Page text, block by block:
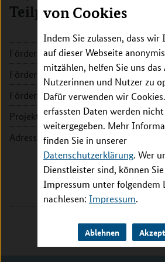
von Cookies
Indem Sie zulassen, dass wir
auf dieser Webseite
mitzählen, helfen Sie uns
Nutzerinnen und Nutzer zu
Dafür verwenden wir
erfassten Daten werden
weitergegeben. Mehr
finden Sie in unserer
Datenschutzerklärung. Wer
Dienstleister sind, können
Impressum unter folgendem
nachlesen: Impressum.
Ablehnen
Teilprojekt Berlin II
Förderkennzeichen:
031A404
Fördersumme:
260.790 EUR
Förderzeitraum:
2014 - 2017
Projektleitung:
Prof. Dr.
Adresse:
Max-Planck-
Immunologie
Charitéplatz 1
10117 Berlin